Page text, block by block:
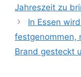
Jahreszeit zu
In Essen
festgenommen,
Brand gesteckt